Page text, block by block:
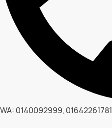
WA: 0140092999, 01642261781